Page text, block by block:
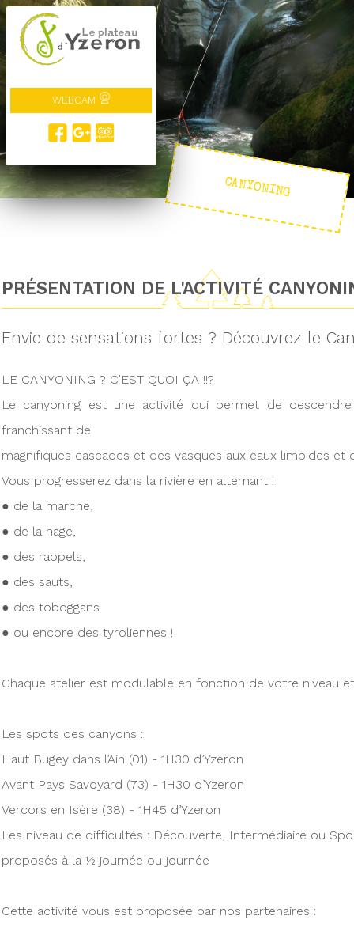
WEBCAM
CANYONING
PRÉSENTATION DE L'ACTIVITÉ
Envie de sensations fortes ? Découvrez le
LE CANYONING ? C'EST QUOI ÇA !!?
Le canyoning est une activité qui permet de
franchissant de
magnifiques cascades et des vasques aux eaux limpides et
Vous progresserez dans la rivière en alternant :
● de la marche,
● de la nage,
● des rappels,
● des sauts,
● des toboggans
● ou encore des tyroliennes !
Chaque atelier est modulable en fonction de votre niveau
Les spots des canyons :
Haut Bugey dans l’Ain (01) - 1H30 d’Yzeron
Avant Pays Savoyard (73) - 1H30 d’Yzeron
Vercors en Isère (38) - 1H45 d’Yzeron
Les niveau de difficultés : Découverte, Intermédiaire ou
proposés à la ½ journée ou journée
Cette activité vous est proposée par nos partenaires :